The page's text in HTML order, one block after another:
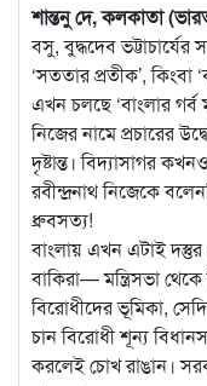
শান্তনু দে, কলকাতা
বসু, বুদ্ধদেব
‘সততার প্রতীক’, কিংবা
এখন চলছে ‘বাংলার
নিজের নামে প্রচারের
দৃষ্টান্ত। বিদ্যাসাগর
রবীন্দ্রনাথ নিজেকে
ধ্রুবসত্য!
বাংলায় এখন এটাই
বাকিরা— মন্ত্রিসভা
বিরোধীদের ভূমিকা,
চান বিরোধী শূন্য
করলেই চোখ রাঙান।